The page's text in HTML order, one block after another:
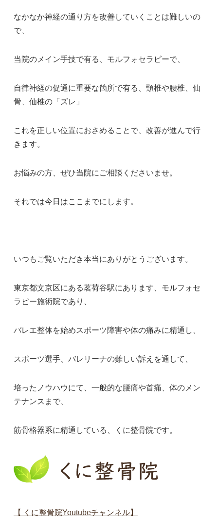
なかなか神経の通り方を改善していくことは難しいの
で、
当院のメイン手技で有る、モルフォセラピーで、
自律神経の促通に重要な箇所で有る、頸椎や腰椎、仙
骨、仙椎の「ズレ」
これを正しい位置におさめることで、改善が進んで行
きます。
お悩みの方、ぜひ当院にご相談くださいませ。
それでは今日はここまでにします。
いつもご覧いただき本当にありがとうございます。
東京都文京区にある茗荷谷駅にあります、モルフォセ
ラピー施術院であり、
バレエ整体を始めスポーツ障害や体の痛みに精通し、
スポーツ選手、バレリーナの難しい訴えを通して、
培ったノウハウにて、一般的な腰痛や首痛、体のメン
テナンスまで、
筋骨格器系に精通している、くに整骨院です。
【 くに整骨院Youtubeチャンネル】